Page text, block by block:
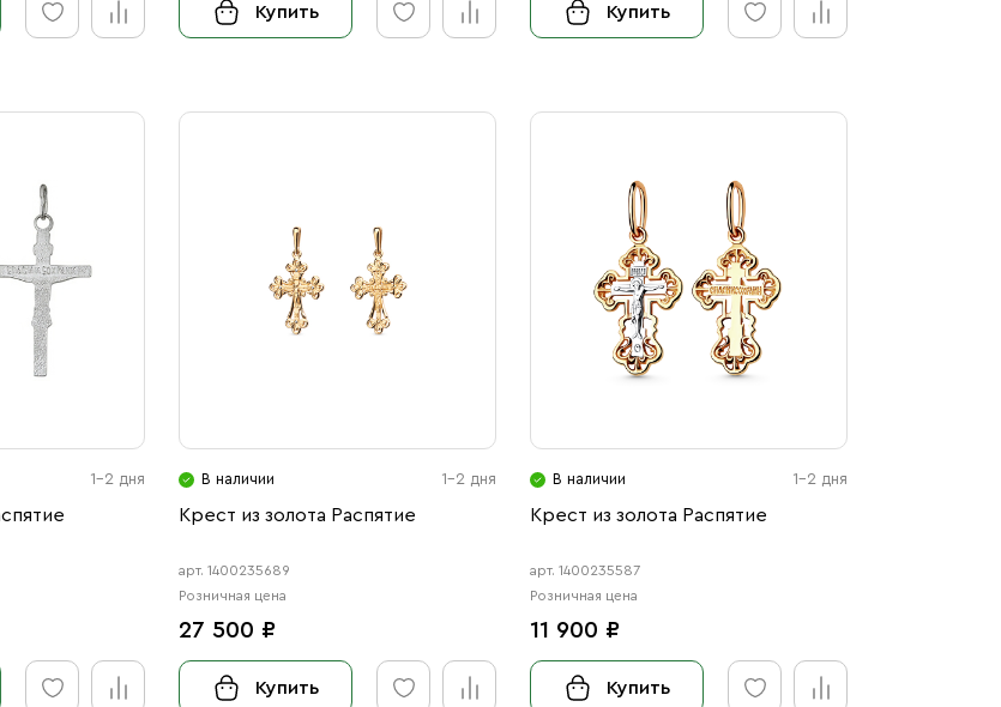
Купить Купить
1-2 дня В наличии 1-2 дня
Крест из золота Распятие
арт. 1400235689
Розничная цена
27 500 ₽
Купить
В наличии 1-2 дня
Крест из золота Распятие
арт. 1400235587
Розничная цена
11 900 ₽
Купить